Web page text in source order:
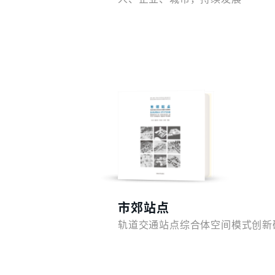
预览
市郊站点
轨道交通站点综合体空间模式创